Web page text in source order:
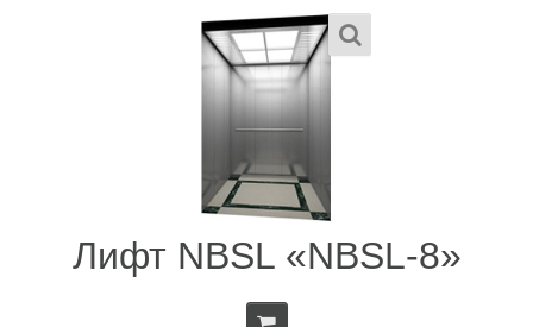
Лифт NBSL «NBSL-8»